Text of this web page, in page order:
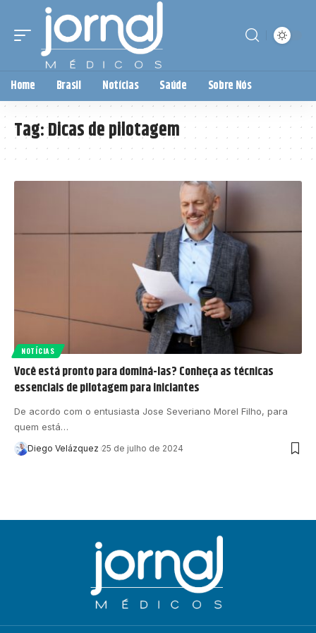
Home Brasil Notícias Saúde Sobre Nós
Tag:Dicas de pilotagem
NOTÍCIAS
Você está pronto para dominá-las? Conheça as técnicas
essenciais de pilotagem para iniciantes
De acordo com o entusiasta Jose Severiano Morel Filho, para
quem está…
Diego Velázquez 25 de julho de 2024